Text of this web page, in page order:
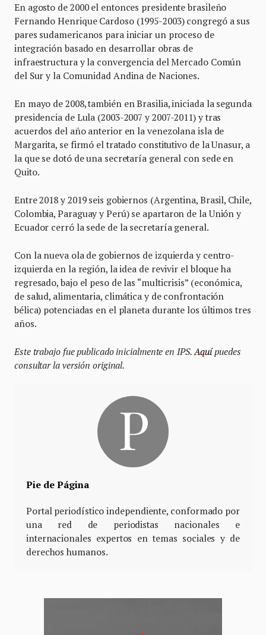
En agosto de 2000 el entonces presidente brasileño
Fernando Henrique Cardoso (1995-2003) congregó a sus
pares sudamericanos para iniciar un proceso de
integración basado en desarrollar obras de
infraestructura y la convergencia del Mercado Común
del Sur y la Comunidad Andina de Naciones.
En mayo de 2008, también en Brasilia, iniciada la segunda
presidencia de Lula (2003-2007 y 2007-2011) y tras
acuerdos del año anterior en la venezolana isla de
Margarita, se firmó el tratado constitutivo de la Unasur, a
la que se dotó de una secretaría general con sede en
Quito.
Entre 2018 y 2019 seis gobiernos (Argentina, Brasil, Chile,
Colombia, Paraguay y Perú) se apartaron de la Unión y
Ecuador cerró la sede de la secretaría general.
Con la nueva ola de gobiernos de izquierda y centro-
izquierda en la región, la idea de revivir el bloque ha
regresado, bajo el peso de las “multicrisis” (económica,
de salud, alimentaria, climática y de confrontación
bélica) potenciadas en el planeta durante los últimos tres
años.
Este trabajo fue publicado inicialmente en IPS. Aquípuedes
consultar la versión original.
Pie de Página
Portal periodístico independiente, conformado por
una red de periodistas nacionales e
internacionales expertos en temas sociales y de
derechos humanos.